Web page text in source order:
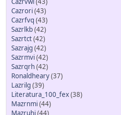
Cazrori(43)
Cazrfvq (43)
Sazrlkb(42)
Sazrtct(42)
Sazrajg (42)
Sazrmvi(42)
Sazrqrh(42)
Ronaldheary(37)
Lazrilg (39)
Literatura_100_fex(38)
Mazrnmi(44)
Mazruhi(44)